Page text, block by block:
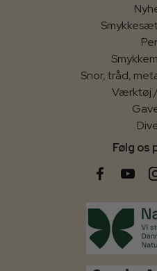
Snor, tråd,
Værktøj
Følg os